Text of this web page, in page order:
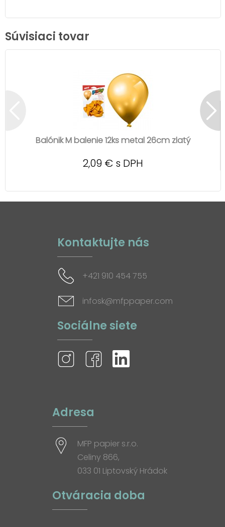
Súvisiaci tovar
Balónik M balenie 12ks metal 26cm zlatý
2,09 € s DPH
Kontaktujte nás
+421 910 454 755
infosk@mfppaper.com
Sociálne siete
Adresa
MFP papier s.r.o.
Celiny 866,
033 01 Liptovský Hrádok
Otváracia doba